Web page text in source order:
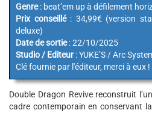
Genre: beat’em up à défilement
Prix conseillé: 34,99€ (version
deluxe)
Date de sortie: 22/10/2025
Studio / Editeur : YUKE’S / Arc
Clé fournie par l'éditeur, merci à eux !
Double Dragon Revive reconstruit
cadre contemporain en conservant